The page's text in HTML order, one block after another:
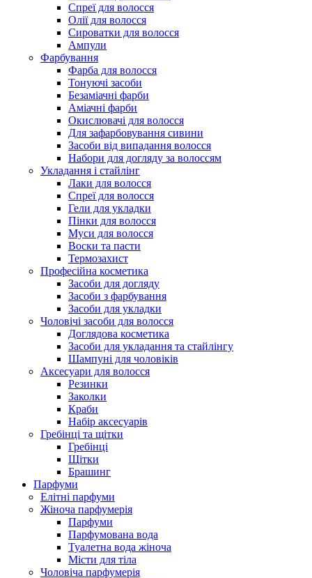
Спреї для волосся
Олії для волосся
Сироватки для волосся
Ампули
Фарбування
Фарба для волосся
Тонуючі засоби
Безаміачні фарби
Аміачні фарби
Окислювачі для волосся
Для зафарбовування сивини
Засоби від випадання волосся
Набори для догляду за волоссям
Укладання і стайлінг
Лаки для волосся
Спреї для волосся
Гели для укладки
Пінки для волосся
Муси для волосся
Воски та пасти
Термозахист
Професійна косметика
Засоби для догляду
Засоби з фарбування
Засоби для укладки
Чоловічі засоби для волосся
Доглядова косметика
Засоби для укладання та стайлінгу
Шампуні для чоловіків
Аксесуари для волосся
Резинки
Заколки
Краби
Набір аксесуарів
Гребінці та щітки
Гребінці
Щітки
Брашинг
Парфуми
Елітні парфуми
Жіноча парфумерія
Парфуми
Парфумована вода
Туалетна вода жіноча
Місти для тіла
Чоловіча парфумерія